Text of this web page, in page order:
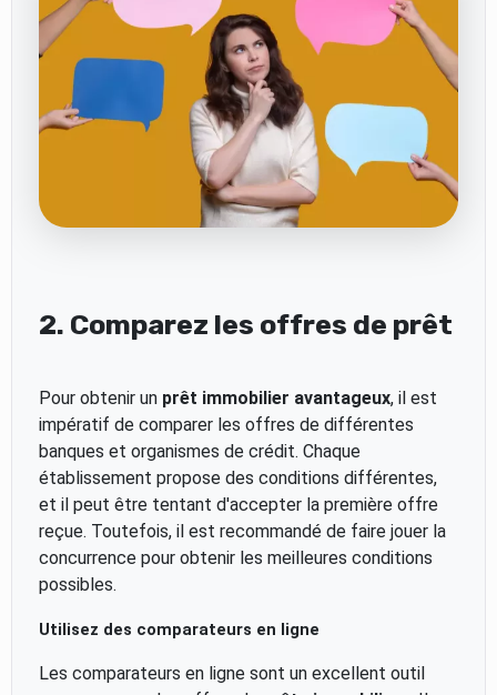
2. Comparez les offres de prêt
Pour obtenir un prêt immobilier avantageux, il est
impératif de comparer les offres de différentes
banques et organismes de crédit. Chaque
établissement propose des conditions différentes,
et il peut être tentant d'accepter la première offre
reçue. Toutefois, il est recommandé de faire jouer la
concurrence pour obtenir les meilleures conditions
possibles.
Utilisez des comparateurs en ligne
Les comparateurs en ligne sont un excellent outil